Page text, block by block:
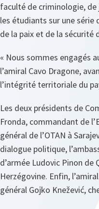
faculté de criminologie, de
les étudiants sur une série
de la paix et de la sécurité
« Nous sommes engagés
l’amiral Cavo Dragone,
l’intégrité territoriale du
Les deux présidents de
Fronda, commandant de
général de l’OTAN à
dialogue politique,
d’armée Ludovic Pinon de
Herzégovine. Enfin,
général Gojko Knežević,